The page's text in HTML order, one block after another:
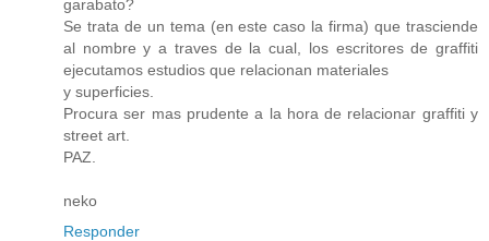
garabato?
Se trata de un tema (en este caso la firma) que trasciende
al nombre y a traves de la cual, los escritores de graffiti
ejecutamos estudios que relacionan materiales
y superficies.
Procura ser mas prudente a la hora de relacionar graffiti y
street art.
PAZ.
neko
Responder